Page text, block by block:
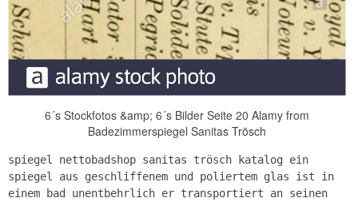
6´s Stockfotos &amp; 6´s Bilder Seite 20 Alamy from
Badezimmerspiegel Sanitas Trösch
spiegel nettobadshop sanitas trösch katalog ein
spiegel aus geschliffenem und poliertem glas ist in
einem bad unentbehrlich er transportiert an seinen